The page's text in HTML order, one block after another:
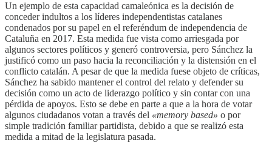
Un ejemplo de esta capacidad camaleónica es la decisión de
conceder indultos a los líderes independentistas catalanes
condenados por su papel en el referéndum de independencia de
Cataluña en 2017. Esta medida fue vista como arriesgada por
algunos sectores políticos y generó controversia, pero Sánchez la
justificó como un paso hacia la reconciliación y la distensión en el
conflicto catalán. A pesar de que la medida fuese objeto de críticas,
Sánchez ha sabido mantener el control del relato y defender su
decisión como un acto de liderazgo político y sin contar con una
pérdida de apoyos. Esto se debe en parte a que a la hora de votar
algunos ciudadanos votan a través del «memory based» o por
simple tradición familiar partidista, debido a que se realizó esta
medida a mitad de la legislatura pasada.